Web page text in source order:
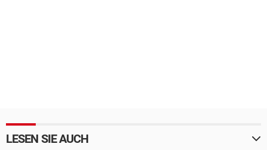
LESEN SIE AUCH